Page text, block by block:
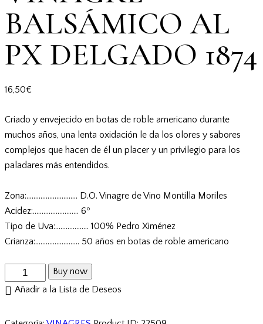
BALSÁMICO AL
PX DELGADO 1874
16,50€
Criado y envejecido en botas de roble americano durante
muchos años, una lenta oxidación le da los olores y sabores
complejos que hacen de él un placer y un privilegio para los
paladares más entendidos.
Zona:……………………….. D.O. Vinagre de Vino Montilla Moriles
Acidez:…………………….. 6º
Tipo de Uva:…………..….. 100% Pedro Ximénez
Crianza:…………….……… 50 años en botas de roble americano
Buy now
Añadir a la Lista de Deseos